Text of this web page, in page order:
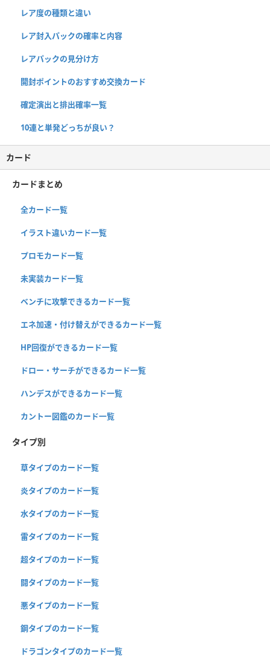
レア度の種類と違い
レア封入パックの確率と内容
レアパックの見分け方
開封ポイントのおすすめ交換カード
確定演出と排出確率一覧
10連と単発どっちが良い？
カード
カードまとめ
全カード一覧
イラスト違いカード一覧
プロモカード一覧
未実装カード一覧
ベンチに攻撃できるカード一覧
エネ加速・付け替えができるカード一覧
HP回復ができるカード一覧
ドロー・サーチができるカード一覧
ハンデスができるカード一覧
カントー図鑑のカード一覧
タイプ別
草タイプのカード一覧
炎タイプのカード一覧
水タイプのカード一覧
雷タイプのカード一覧
超タイプのカード一覧
闘タイプのカード一覧
悪タイプのカード一覧
鋼タイプのカード一覧
ドラゴンタイプのカード一覧